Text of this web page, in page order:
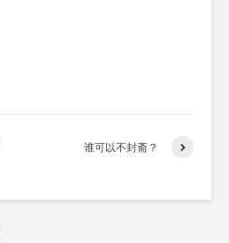
谁可以不封斋？